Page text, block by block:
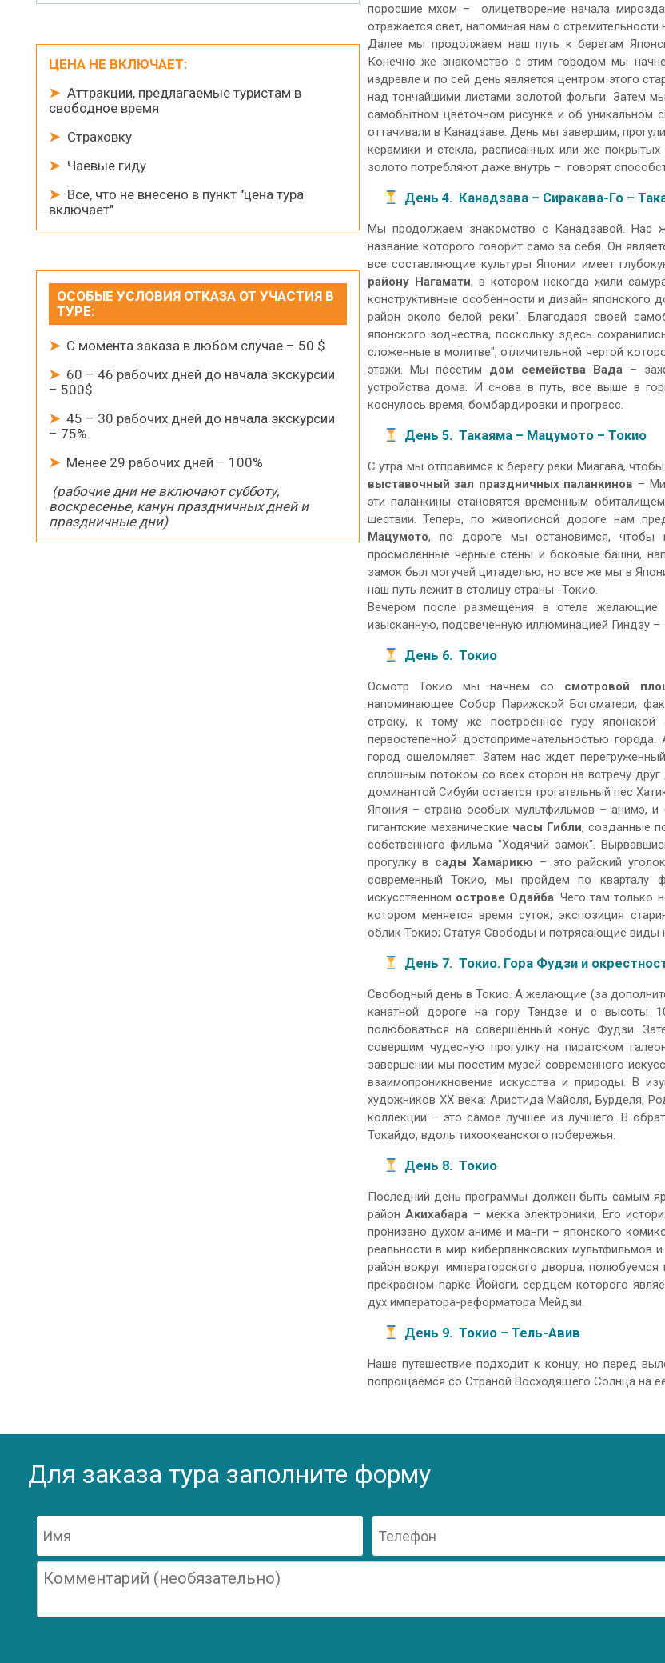
ЦЕНА НЕ ВКЛЮЧАЕТ:
➤Аттракции, предлагаемые туристам в
свободное время
➤Страховку
➤Чаевые гиду
➤Все, что не внесено в пункт "цена тура
включает"
ОСОБЫЕ УСЛОВИЯ ОТКАЗА ОТ УЧАСТИЯ В
ТУРЕ:
➤С момента заказа в любом случае – 50 $
➤60 – 46 рабочих дней до начала экскурсии
– 500$
➤45 – 30 рабочих дней до начала экскурсии
– 75%
➤Менее 29 рабочих дней – 100%
(рабочие дни не включают субботу,
воскресенье, канун праздничных дней и
праздничные дни)
поросшие мхом – олицетворение начала
отражается свет, напоминая нам о
Далее мы продолжаем наш путь к берегам
Конечно же знакомство с этим городом мы
издревле и по сей день является центром этого
над тончайшими листами золотой фольги. Затем
самобытном цветочном рисунке и об уникальном
оттачивали в Канадзаве. День мы завершим,
керамики и стекла, расписанных или же
золото потребляют даже внутрь – говорят
День 4. Канадзава – Сиракава-Го –
Мы продолжаем знакомство с Канадзавой. Нас
название которого говорит само за себя. Он
все составляющие культуры Японии имеет
району Нагамати, в котором некогда жили
конструктивные особенности и дизайн японского
район около белой реки". Благодаря своей
японского зодчества, поскольку здесь
сложенные в молитве", отличительной чертой
этажи. Мы посетим дом семейства Вада–
устройства дома. И снова в путь, все выше в
коснулось время, бомбардировки и прогресс.
День 5. Такаяма – Мацумото – Токио
С утра мы отправимся к берегу реки Миагава,
выставочный зал праздничных паланкинов –
эти паланкины становятся временным
шествии. Теперь, по живописной дороге нам
Мацумото, по дороге мы остановимся, чтобы
просмоленные черные стены и боковые башни,
замок был могучей цитаделью, но все же мы в
наш путь лежит в столицу страны -Токио.
Вечером после размещения в отеле желающие
изысканную, подсвеченную иллюминацией Гиндзу –
День 6. Токио
Осмотр Токио мы начнем со смотровой
напоминающее Собор Парижской Богоматери,
строку, к тому же построенное гуру
первостепенной достопримечательностью
город ошеломляет. Затем нас ждет
сплошным потоком со всех сторон на встречу
доминантой Сибуйи остается трогательный пес
Япония – страна особых мультфильмов – анимэ, и
гигантские механические часы Гибли, созданные
собственного фильма "Ходячий замок".
прогулку в сады Хамарикю – это райский
современный Токио, мы пройдем по кварталу
искусственном острове Одайба. Чего там только
котором меняется время суток; экспозиция
облик Токио; Статуя Свободы и потрясающие виды
День 7. Токио. Гора Фудзи и
Свободный день в Токио. А желающие (за
канатной дороге на гору Тэндзе и с высоты
полюбоваться на совершенный конус Фудзи.
совершим чудесную прогулку на пиратском
завершении мы посетим музей современного
взаимопроникновение искусства и природы. В
художников XX века: Аристида Майоля, Бурделя,
коллекции – это самое лучшее из лучшего. В
Токайдо, вдоль тихоокеанского побережья.
День 8. Токио
Последний день программы должен быть самым
районАкихабара – мекка электроники. Его
пронизано духом аниме и манги – японского
реальности в мир киберпанковских
район вокруг императорского дворца,
прекрасном парке Йойоги, сердцем которого
дух императора-реформатора Мейдзи.
День 9. Токио – Тель-Авив
Наше путешествие подходит к концу, но перед
попрощаемся со Страной Восходящего Солнца на
Для заказа тура заполните форму